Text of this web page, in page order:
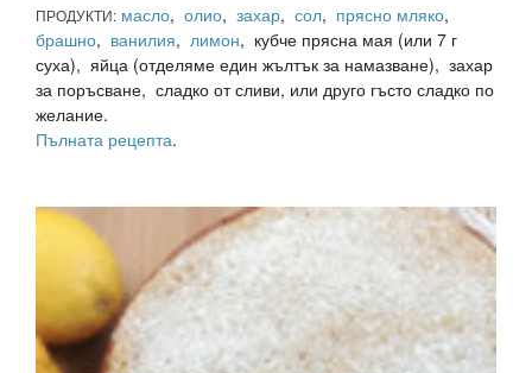
ПРОДУКТИ: масло, олио, захар, сол, прясно мляко,
брашно, ванилия, лимон, кубче прясна мая (или 7 г
суха), яйца (отделяме един жълтък за намазване), захар
за поръсване, сладко от сливи, или друго гъсто сладко по
желание.
Пълната рецепта.